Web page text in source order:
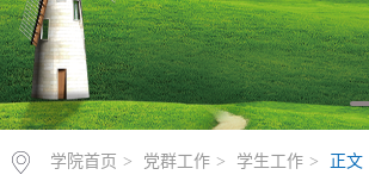
学院首页 > 党群工作 > 学生工作 > 正文